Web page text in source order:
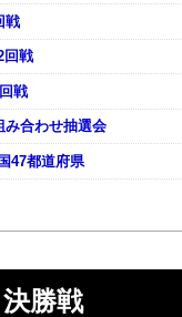
戦
回戦
戦
み合わせ抽選会
47都道府県
勝戦